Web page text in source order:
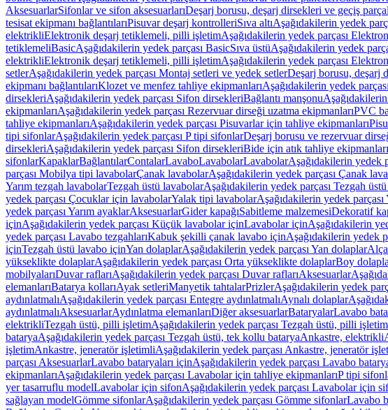
AksesuarlarSifonlar ve sifon aksesuarlarıDeşarj borusu, deşarj dirsekleri ve geçiş
tesisat ekipmanı bağlantılarıPisuvar deşarj kontrolleriSıva altıAşağıdakilerin yedek
elektrikliElektronik deşarj tetiklemeli, pilli işletimAşağıdakilerin yedek parçası
tetiklemeliBasicAşağıdakilerin yedek parçası BasicSıva üstüAşağıdakilerin yedek
elektrikliElektronik deşarj tetiklemeli, pilli işletimAşağıdakilerin yedek parçası
setlerAşağıdakilerin yedek parçası Montaj setleri ve yedek setlerDeşarj borusu, deşarj
ekipmanı bağlantılarıKlozet ve menfez tahliye ekipmanlarıAşağıdakilerin yedek
dirsekleriAşağıdakilerin yedek parçası Sifon dirsekleriBağlantı manşonu
ekipmanlarıAşağıdakilerin yedek parçası Rezervuar dirseği uzatma ekipmanlarıPVC
tahliye ekipmanlarıAşağıdakilerin yedek parçası Pisuvarlar için tahliye ekipmanları
tipi sifonlarAşağıdakilerin yedek parçası P tipi sifonlarDeşarj borusu ve rezervuar
dirsekleriAşağıdakilerin yedek parçası Sifon dirsekleriBide için atık tahliye ekipmanları
sifonlarKapaklarBağlantılarContalarLavaboLavabolarLavabolarAşağıdakilerin yedek
parçası Mobilya tipi lavabolarÇanak lavabolarAşağıdakilerin yedek parçası Çanak
Yarım tezgah lavabolarTezgah üstü lavabolarAşağıdakilerin yedek parçası Tezgah
yedek parçası Çocuklar için lavabolarYalak tipi lavabolarAşağıdakilerin yedek
yedek parçası Yarım ayaklarAksesuarlarGider kapağıSabitleme malzemesiDekoratif
içinAşağıdakilerin yedek parçası Küçük lavabolar içinLavabolar içinAşağıdakilerin
yedek parçası Lavabo tezgahlarıKabuk şekilli çanak lavabo içinAşağıdakilerin yedek
içinTezgah üstü lavabo içinYan dolaplarAşağıdakilerin yedek parçası Yan dolaplar
yükseklikte dolaplarAşağıdakilerin yedek parçası Orta yükseklikte dolaplarBoy
mobilyalarıDuvar raflarıAşağıdakilerin yedek parçası Duvar raflarıAksesuarlar
elemanlarıBatarya kollarıAyak setleriManyetik tahtalarPrizlerAşağıdakilerin yedek
aydınlatmalıAşağıdakilerin yedek parçası Entegre aydınlatmalıAynalı dolaplar
aydınlatmalıAksesuarlarAydınlatma elemanlarıDiğer aksesuarlarBataryalarLavabo
elektrikliTezgah üstü, pilli işletimAşağıdakilerin yedek parçası Tezgah üstü, pilli işletim
bataryaAşağıdakilerin yedek parçası Tezgah üstü, tek kollu bataryaAnkastre, elektrikli
işletimAnkastre, jeneratör işletimliAşağıdakilerin yedek parçası Ankastre, jeneratör
parçası AksesuarlarLavabo bataryaları içinAşağıdakilerin yedek parçası Lavabo
ekipmanlarıAşağıdakilerin yedek parçası Lavabolar için tahliye ekipmanlarıP tipi
yer tasarruflu modelLavabolar için sifonAşağıdakilerin yedek parçası Lavabolar için
sağlayan modelGömme sifonlarAşağıdakilerin yedek parçası Gömme sifonlarLavabo